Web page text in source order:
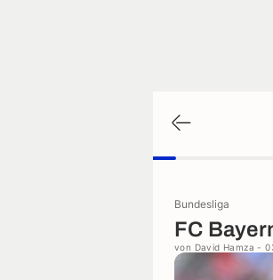
Bundesliga
FC
von David Hamza -